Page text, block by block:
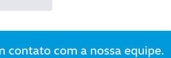
contato com a nossa equipe.